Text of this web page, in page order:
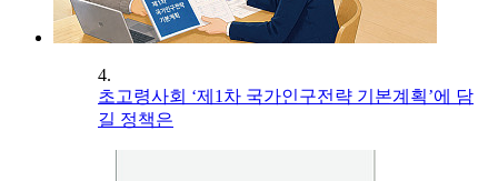
4.
초고령사회 ‘제1차 국가인구전략 기본계획’에 담
길 정책은